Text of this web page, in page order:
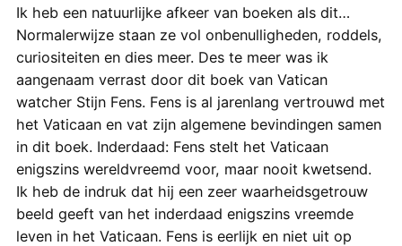
Ik heb een natuurlijke afkeer van boeken als dit…
Normalerwijze staan ze vol onbenulligheden, roddels,
curiositeiten en dies meer. Des te meer was ik
aangenaam verrast door dit boek van Vatican
watcher Stijn Fens. Fens is al jarenlang vertrouwd met
het Vaticaan en vat zijn algemene bevindingen samen
in dit boek. Inderdaad: Fens stelt het Vaticaan
enigszins wereldvreemd voor, maar nooit kwetsend.
Ik heb de indruk dat hij een zeer waarheidsgetrouw
beeld geeft van het inderdaad enigszins vreemde
leven in het Vaticaan. Fens is eerlijk en niet uit op